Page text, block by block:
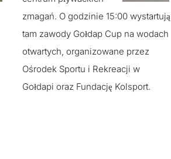
zmagań. O godzinie 15:00 wystartują
tam zawody Gołdap Cup na wodach
otwartych, organizowane przez
Ośrodek Sportu i Rekreacji w
Gołdapi oraz Fundację Kolsport.